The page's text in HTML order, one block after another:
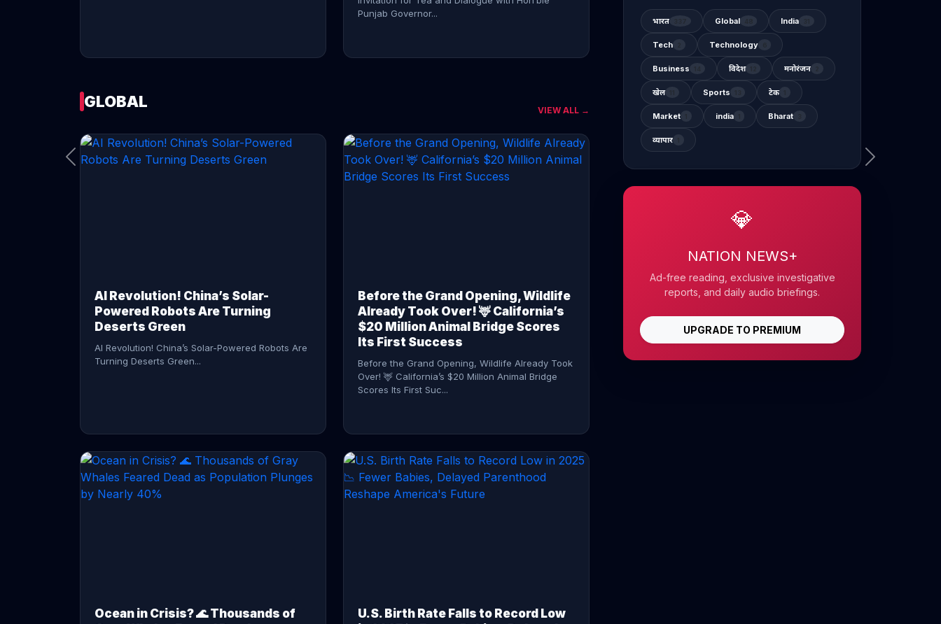
Punjab Governor...
CONTINUE READING →
GLOBAL VIEW ALL →
AI Revolution! China’s Solar-
Powered Robots Are Turning
Deserts Green
AI Revolution! China’s Solar-Powered Robots Are
Turning Deserts Green...
Before the Grand Opening, Wildlife
Already Took Over! 🦌 California’s
$20 Million Animal Bridge Scores
Its First Success
Before the Grand Opening, Wildlife Already Took
Over! 🦌 California’s $20 Million Animal Bridge
Scores Its First Suc...
Ocean in Crisis? 🌊 Thousands of
U.S. Birth Rate Falls to Record Low
भारत Global India
Tech Technology
Business विदेश मनोरंजन
खेल Sports टेक
Market india Bharat
व्यापार
💎
NATION NEWS+
Ad-free reading, exclusive investigative
reports, and daily audio briefings.
UPGRADE TO PREMIUM